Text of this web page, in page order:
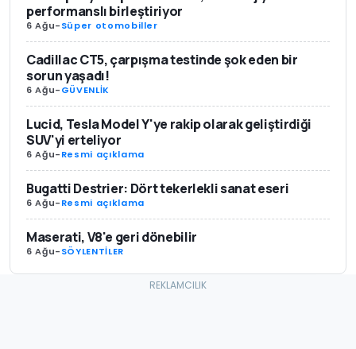
performanslı birleştiriyor
6 Ağu-Süper otomobiller
Cadillac CT5, çarpışma testinde şok eden bir
sorun yaşadı!
6 Ağu-GÜVENLİK
Lucid, Tesla Model Y'ye rakip olarak geliştirdiği
SUV'yi erteliyor
6 Ağu-Resmi açıklama
Bugatti Destrier: Dört tekerlekli sanat eseri
6 Ağu-Resmi açıklama
Maserati, V8'e geri dönebilir
6 Ağu-SÖYLENTİLER